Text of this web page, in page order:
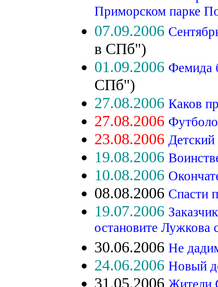
Приморском парке
07.09.2006
в СПб")
01.09.2006 Фемида
СПб")
27.08.2006 Каков
27.08.2006
23.08.2006
19.08.2006
10.08.2006
08.08.2006 Спасти
19.07.2006
остановите Лужкова
30.06.2006 Не
24.06.2006 Новый
31.05.2006 Жители